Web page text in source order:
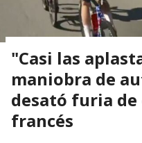
"Casi las
maniobra de
desató furia
francés